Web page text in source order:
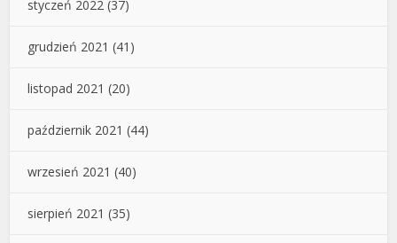
styczeń 2022 (37)
grudzień 2021 (41)
listopad 2021 (20)
październik 2021 (44)
wrzesień 2021 (40)
sierpień 2021 (35)